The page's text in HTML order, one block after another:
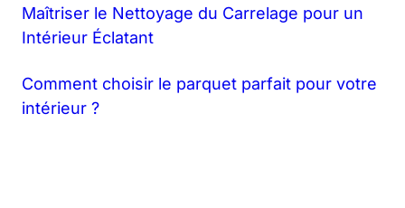
Maîtriser le Nettoyage du Carrelage pour un
Intérieur Éclatant
Comment choisir le parquet parfait pour votre
intérieur ?